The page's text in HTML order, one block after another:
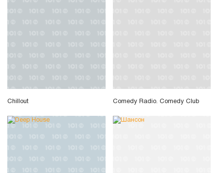
Chillout Comedy Radio. Comedy Club